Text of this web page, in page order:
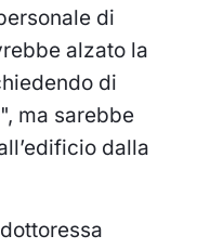
di
alzato la
di
ma sarebbe
dalla